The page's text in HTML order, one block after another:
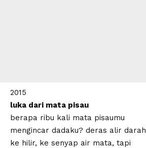
2015
luka dari mata pisau
berapa ribu kali mata pisaumu
mengincar dadaku? deras alir darah
ke hilir, ke senyap air mata, tapi